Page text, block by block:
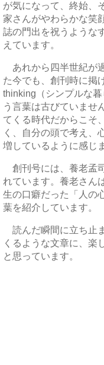
が気になって、終始、
家さんがやわらかな笑
誌の門出を祝うような
えています。
あれから四半世紀が
た今でも、創刊時に掲
thinking（シンプルな
う言葉は古びていませ
てくる時代だからこそ
く、自分の頭で考え、
増しているように感じ
創刊号には、養老孟
れています。養老さん
生の口癖だった「人の
葉を紹介しています。
読んだ瞬間に立ち止
くるような文章に、楽
と思っています。